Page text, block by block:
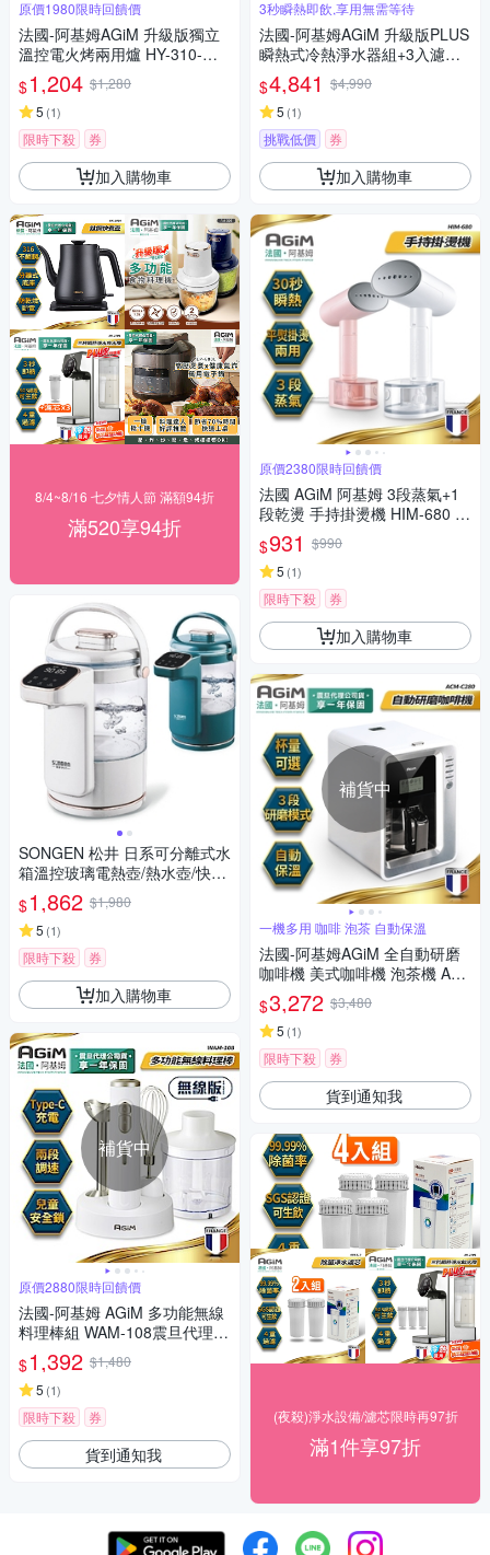
原價1980限時回饋價
法國-阿基姆AGiM 升級版獨立
溫控電火烤兩用爐 HY-310-WH
震旦代理 電烤盤 電烤爐
$1,204 $1,280
5 (1)
限時下殺 券
加入購物車
8/4~8/16 七夕情人節 滿額94折
滿520享94折
SONGEN 松井 日系可分離式水
箱溫控玻璃電熱壺/熱水壺/快煮
壺/電水壺 SG-255HP
$1,862 $1,980
5 (1)
限時下殺 券
加入購物車
補貨中
原價2880限時回饋價
法國-阿基姆 AGiM 多功能無線
料理棒組 WAM-108震旦代理
絞肉器 絞肉機 打蛋機 調理機
$1,392 $1,480
5 (1)
限時下殺 券
貨到通知我
3秒瞬熱即飲,享用無需等待
法國-阿基姆AGiM 升級版PLUS
瞬熱式冷熱淨水器組+3入濾芯/
冷熱飲水機/開飲機 IW-2701
$4,841 $4,990
5 (1)
挑戰低價 券
加入購物車
原價2380限時回饋價
法國 AGiM 阿基姆 3段蒸氣+1
段乾燙 手持掛燙機 HIM-680 福
利品出清
$931 $990
5 (1)
限時下殺 券
加入購物車
補貨中
一機多用 咖啡 泡茶 自動保溫
法國-阿基姆AGiM 全自動研磨
咖啡機 美式咖啡機 泡茶機 AC
M-C280
$3,272 $3,480
5 (1)
限時下殺 券
貨到通知我
(夜殺)淨水設備/濾芯限時再97折
滿1件享97折